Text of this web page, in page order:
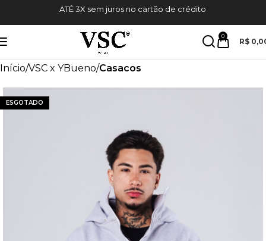
10%OFF NA PRIMEIRA COMPRA CUPOMVSCW10
0
R$
Início VSC x YBueno Casacos
ESGOTADO